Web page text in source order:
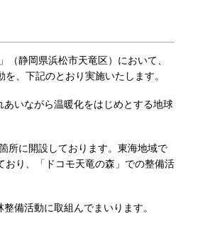
静岡県浜松市天竜区）において、
、下記のとおり実施いたします。
いながら温暖化をはじめとする地球
所に開設しております。東海地域で
り、「ドコモ天竜の森」での整備活
備活動に取組んでまいります。